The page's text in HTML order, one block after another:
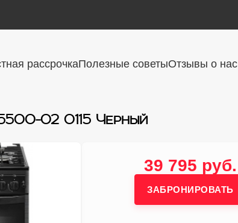
рассрочкаПолезные советыОтзывы о нас
02 0115 Черный
39 795 руб.
ЗАБРОНИРОВАТЬ